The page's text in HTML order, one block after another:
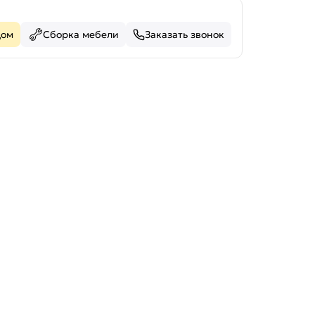
Сборка мебели Заказать звонок